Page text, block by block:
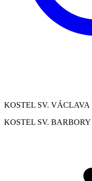
KOSTEL SV.
KOSTEL SV.